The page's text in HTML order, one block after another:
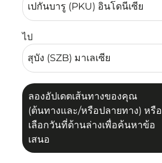
ไป
ลองอัปเดตเส้นทางของคุณ
(ต้นทางและ/หรือปลายทาง) หรือ
เลือกวันที่ด้านล่างเพื่อค้นหาข้อ
เสนอ